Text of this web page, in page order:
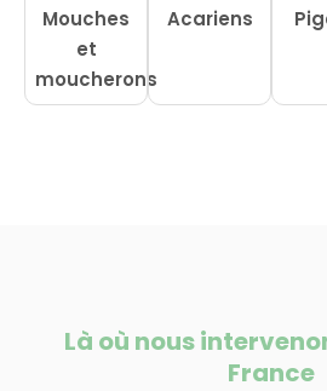
Mouches
et
moucherons
Acariens
Là où nous
France